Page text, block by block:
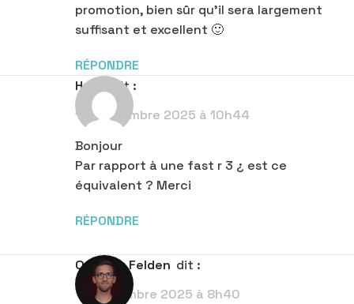
promotion, bien sûr qu’il sera largement
suffisant et excellent 🙂
RÉPONDRE
Hugo
dit :
10 septembre 2025 à 10h44
Bonjour
Par rapport à une fast r 3 ¿ est ce
équivalent ? Merci
RÉPONDRE
Quentin Felden dit :
11 septembre 2025 à 8h40